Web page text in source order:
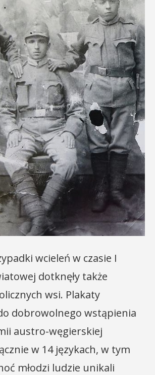
wcieleń w czasie I
dotknęły także
wsi. Plakaty
dobrowolnego wstąpienia
austro-węgierskiej
w 14 językach, w tym
młodzi ludzie unikali